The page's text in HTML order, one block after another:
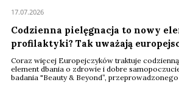
Codzienna pielęgnacja to nowy
profilaktyki? Tak uważają
Coraz więcej Europejczyków traktuje
element dbania o zdrowie i dobre
badania "Beauty & Beyond”,
17.07.2026